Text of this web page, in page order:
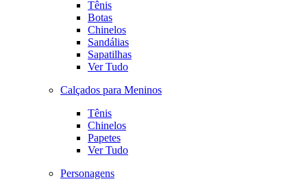
Tênis
Botas
Chinelos
Sandálias
Sapatilhas
Ver Tudo
Calçados para Meninos
Tênis
Chinelos
Papetes
Ver Tudo
Personagens